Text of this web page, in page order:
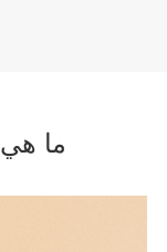
ما